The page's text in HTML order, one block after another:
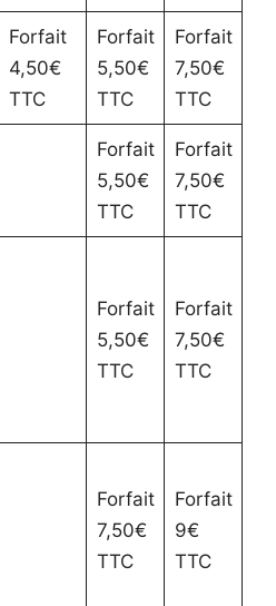
Forfait
4,50€
TTC
Forfait
5,50€
TTC
Forfait
7,50€
TTC
Forfait
5,50€
TTC
Forfait
7,50€
TTC
Forfait
5,50€
TTC
Forfait
7,50€
TTC
Forfait
7,50€
TTC
Forfait
9€
TTC